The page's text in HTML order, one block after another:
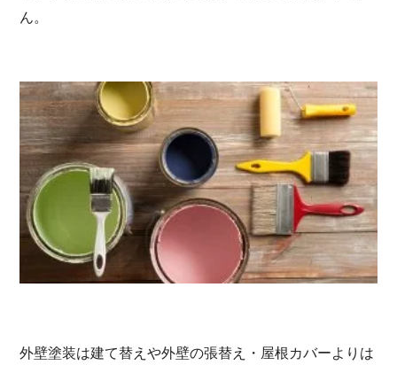
ん。
外壁塗装は建て替えや外壁の張替え・屋根カバーよりは